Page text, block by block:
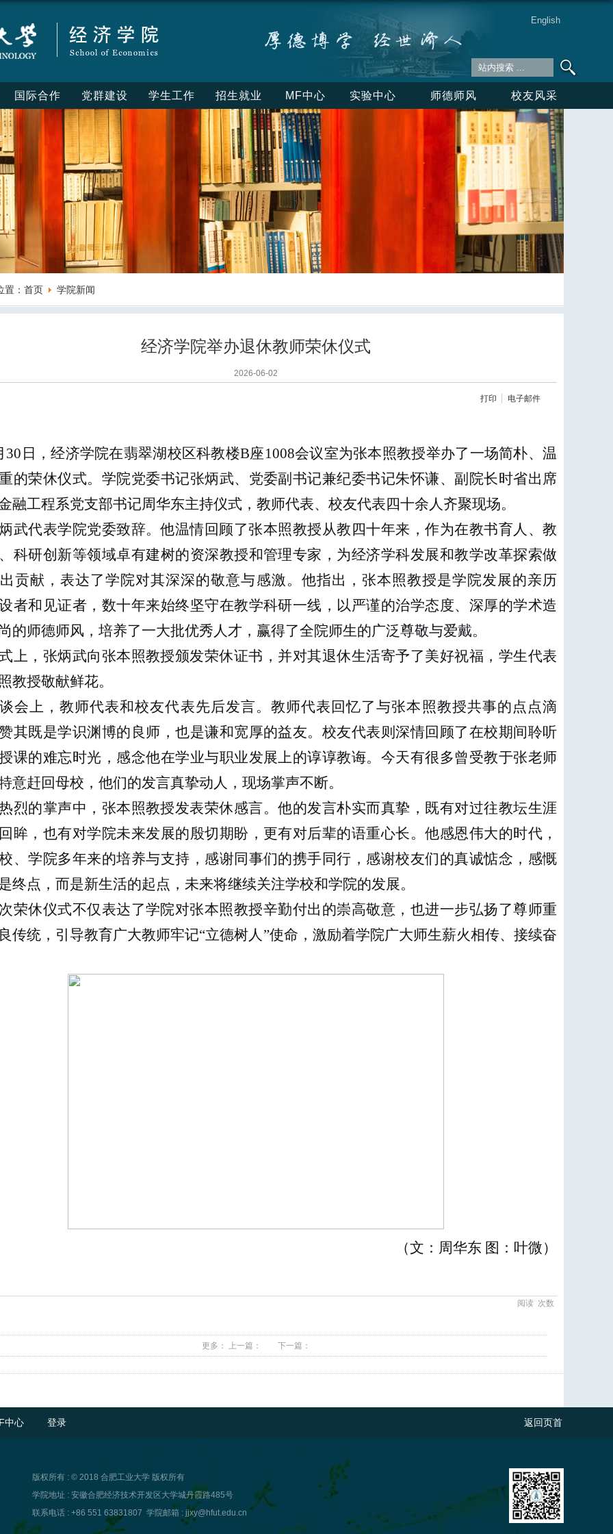
English
国际合作 党群建设 学生工作 招生就业 MF中心 实验中心 师德师风 校友风采
置： 首页 学院新闻
经济学院举办退休教师荣休仪式
2026-06-02
打印 电子邮件
30 日，经济学院在翡翠湖校区科教楼B座1008会议室为张本照教授举办了一场简朴、温
的荣休仪式。学院党委书记张炳武、党委副书记兼纪委书记朱怀谦、副院长时省出席
融工程系党支部书记周华东主持仪式，教师代表、校友代表四十余人齐聚现场。
武代表学院党委致辞。他温情回顾了张本照教授从教四十年来，作为在教书育人、教
科研创新等领域卓有建树的资深教授和管理专家，为经济学科发展和教学改革探索做
贡献，表达了学院对其深深的敬意与感激。他指出，张本照教授是学院发展的亲历
者和见证者，数十年来始终坚守在教学科研一线，以严谨的治学态度、深厚的学术造
的师德师风，培养了一大批优秀人才，赢得了全院师生的广泛尊敬与爱戴。
上，张炳武向张本照教授颁发荣休证书，并对其退休生活寄予了美好祝福，学生代表
教授敬献鲜花。
会上，教师代表和校友代表先后发言。教师代表回忆了与张本照教授共事的点点滴
其既是学识渊博的良师，也是谦和宽厚的益友。校友代表则深情回顾了在校期间聆听
课的难忘时光，感念他在学业与职业发展上的谆谆教诲。今天有很多曾受教于张老师
意赶回母校，他们的发言真挚动人，现场掌声不断。
烈的掌声中，张本照教授发表荣休感言。他的发言朴实而真挚，既有对过往教坛生涯
眸，也有对学院未来发展的殷切期盼，更有对后辈的语重心长。他感恩伟大的时代，
、学院多年来的培养与支持，感谢同事们的携手同行，感谢校友们的真诚惦念，感慨
终点，而是新生活的起点，未来将继续关注学校和学院的发展。
荣休仪式不仅表达了学院对张本照教授辛勤付出的崇高敬意，也进一步弘扬了尊师重
传统，引导教育广大教师牢记“立德树人”使命，激励着学院广大师生薪火相传、接续奋
（文：周华东 图：叶微）
阅读 次数
更多： 上一篇： 下一篇：
中心 登录 返回页首
版权所有 : © 2018 合肥工业大学 版权所有
学院地址 : 安徽合肥经济技术开发区大学城丹霞路485号
联系电话 : +86 551 63831807 学院邮箱 : jjxy@hfut.edu.cn